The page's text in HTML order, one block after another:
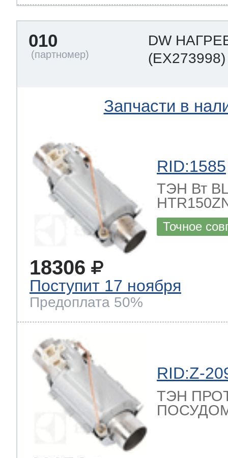
010
DW
(EX273998)
Запчасти в
RID:1585
ТЭН Вт
Точное
18306
Поступит 17 ноября
Предоплата 50%
RID:Z-
ТЭН